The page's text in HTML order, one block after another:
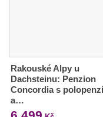
Rakouské Alpy u
Dachsteinu: Penzion
Concordia s polopenzí
a…